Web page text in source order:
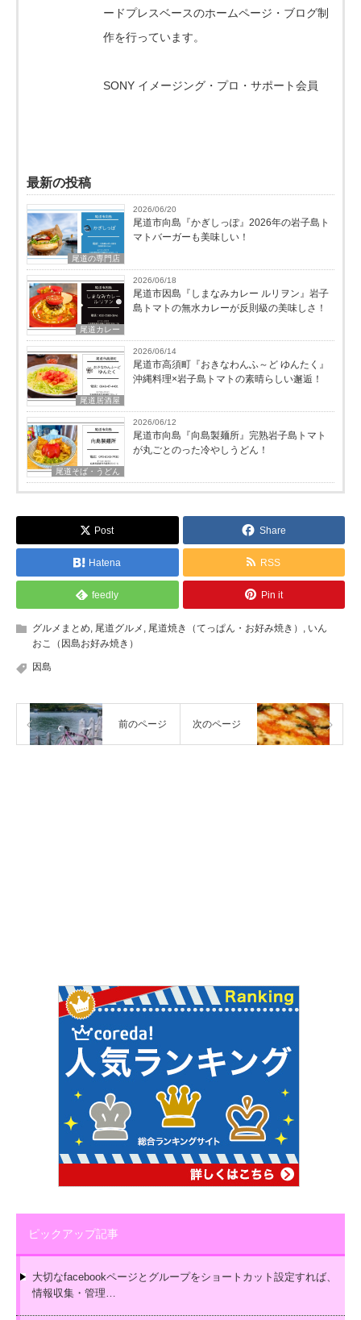
ードプレスベースのホームページ・ブログ制
作を行っています。
SONY イメージング・プロ・サポート会員
最新の投稿
尾道の専門店
2026/06/20
尾道市向島『かぎしっぽ』2026年の岩子島ト
マトバーガーも美味しい！
尾道カレー
2026/06/18
尾道市因島『しまなみカレー ルリヲン』岩子
島トマトの無水カレーが反則級の美味しさ！
尾道居酒屋
2026/06/14
尾道市高須町『おきなわんふ～ど ゆんたく』
沖縄料理×岩子島トマトの素晴らしい邂逅！
尾道そば・うどん
2026/06/12
尾道市向島『向島製麺所』完熟岩子島トマト
が丸ごとのった冷やしうどん！
Post Share
Hatena RSS
feedly Pin it
グルメまとめ, 尾道グルメ , 尾道焼き（てっぱん・お好み焼き） , いん
おこ（因島お好み焼き）
因島
前のページ 次のページ
ピックアップ記事
大切なfacebookページとグループをショートカット設定すれば、
情報収集・管理…